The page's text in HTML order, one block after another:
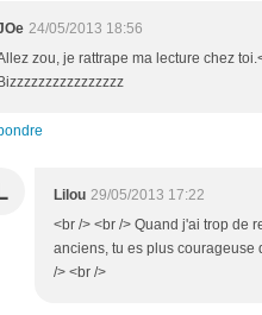
24/05/2013 18:56
zou, je rattrape ma lecture chez
Bizzzzzzzzzzzzzzzz
Lilou 29/05/2013 17:22
<br /> <br /> Quand j'ai trop de
anciens, tu es plus courageuse
/> <br />